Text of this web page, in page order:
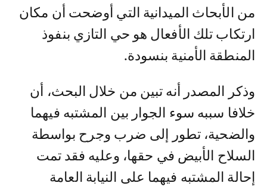
من الأبحاث الميدانية التي أوضحت أن مكان
ارتكاب تلك الأفعال هو حي التازي بنفوذ
المنطقة الأمنية بنسودة.
وذكر المصدر أنه تبين من خلال البحث، أن
خلافا سببه سوء الجوار بين المشتبه فيهما
والضحية، تطور إلى ضرب وجرح بواسطة
السلاح الأبيض في حقها، وعليه فقد تمت
إحالة المشتبه فيهما على النيابة العامة